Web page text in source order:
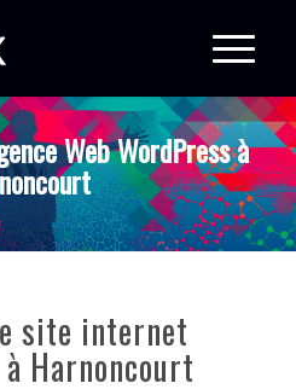
Web WordPress à
site internet
Harnoncourt